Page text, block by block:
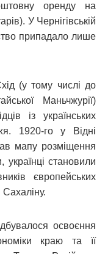
оренду на
У Чернігівській
припадало лише
(у тому числі до
Маньчжурії)
із українських
1920-го у Відні
мапу розміщення
українці становили
європейських
освоєння
краю та її